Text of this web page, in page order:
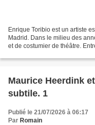
Enrique Toribio est un artiste
Madrid. Dans le milieu des
et de costumier de théâtre.
Maurice Heerdink
subtile. 1
Publié le 21/07/2026 à 06:17
Par Romain